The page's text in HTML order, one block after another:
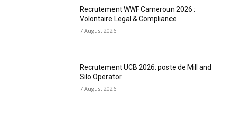
Recrutement WWF Cameroun 2026 :
Volontaire Legal & Compliance
7 August 2026
Recrutement UCB 2026: poste de Mill and
Silo Operator
7 August 2026